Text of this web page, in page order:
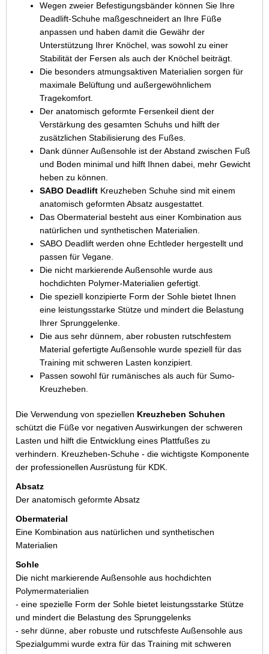
Wegen zweier Befestigungsbänder können Sie Ihre
Deadlift-Schuhe maßgeschneidert an Ihre Füße
anpassen und haben damit die Gewähr der
Unterstützung Ihrer Knöchel, was sowohl zu einer
Stabilität der Fersen als auch der Knöchel beiträgt.
Die besonders atmungsaktiven Materialien sorgen für
maximale Belüftung und außergewöhnlichem
Tragekomfort.
Der anatomisch geformte Fersenkeil dient der
Verstärkung des gesamten Schuhs und hilft der
zusätzlichen Stabilisierung des Fußes.
Dank dünner Außensohle ist der Abstand zwischen Fuß
und Boden minimal und hilft Ihnen dabei, mehr Gewicht
heben zu können.
SABO Deadlift Kreuzheben Schuhe sind mit einem
anatomisch geformten Absatz ausgestattet.
Das Obermaterial besteht aus einer Kombination aus
natürlichen und synthetischen Materialien.
SABO Deadlift werden ohne Echtleder hergestellt und
passen für Vegane.
Die nicht markierende Außensohle wurde aus
hochdichten Polymer-Materialien gefertigt.
Die speziell konzipierte Form der Sohle bietet Ihnen
eine leistungsstarke Stütze und mindert die Belastung
Ihrer Sprunggelenke.
Die aus sehr dünnem, aber robusten rutschfestem
Material gefertigte Außensohle wurde speziell für das
Training mit schweren Lasten konzipiert.
Passen sowohl für rumänisches als auch für Sumo-
Kreuzheben.
Die Verwendung von speziellen Kreuzheben Schuhen
schützt die Füße vor negativen Auswirkungen der schweren
Lasten und hilft die Entwicklung eines Plattfußes zu
verhindern. Kreuzheben-Schuhe - die wichtigste Komponente
der professionellen Ausrüstung für KDK.
Absatz
Der anatomisch geformte Absatz
Obermaterial
Eine Kombination aus natürlichen und synthetischen
Materialien
Sohle
Die nicht markierende Außensohle aus hochdichten
Polymermaterialien
- eine spezielle Form der Sohle bietet leistungsstarke Stütze
und mindert die Belastung des Sprunggelenks
- sehr dünne, aber robuste und rutschfeste Außensohle aus
Spezialgummi wurde extra für das Training mit schweren